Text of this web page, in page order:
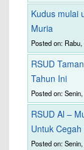
Kudus mulai
Muria
Posted on:
RSUD
Tahun Ini
Posted on:
RSUD Al –
Untuk
Posted on: